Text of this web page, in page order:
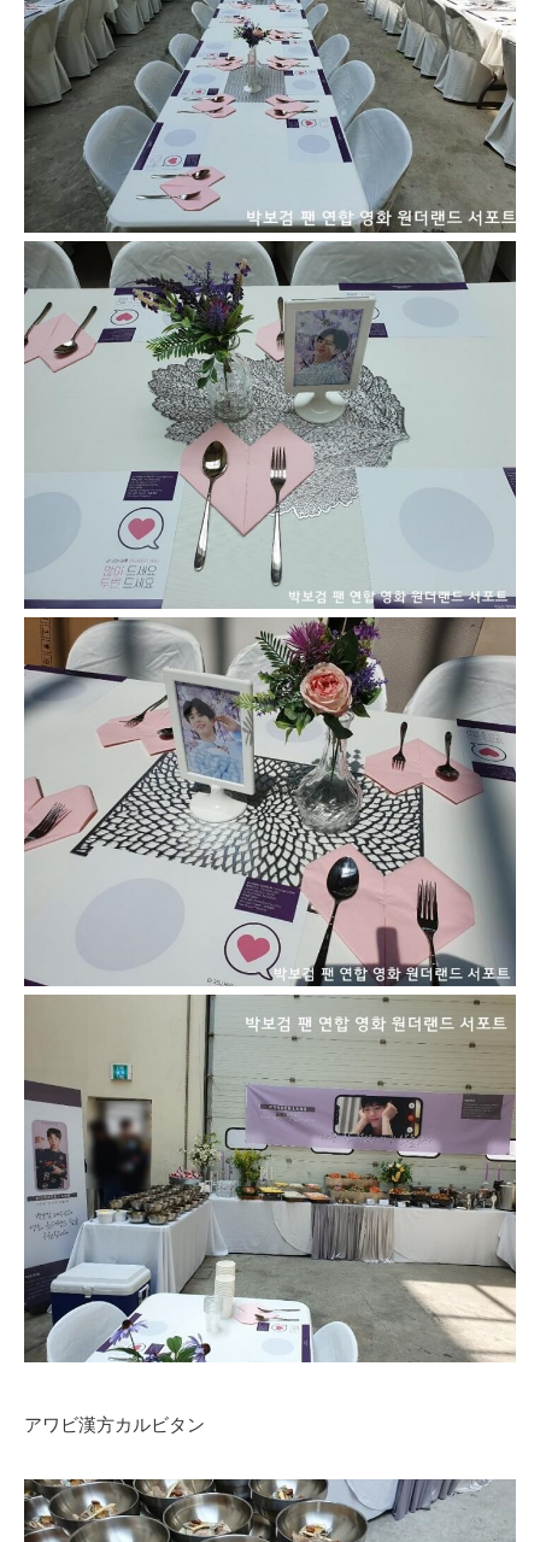
アワビ漢方カルビタン